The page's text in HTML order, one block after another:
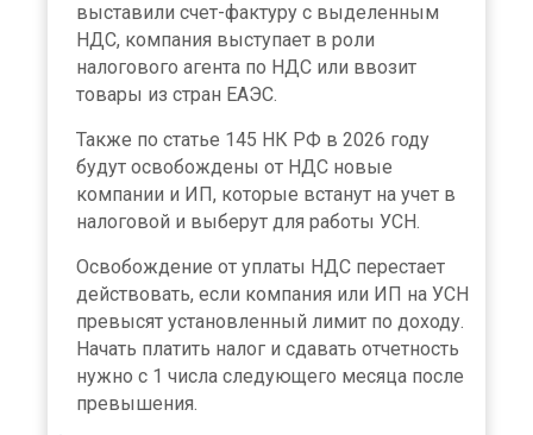
выставили счет-фактуру с выделенным
НДС, компания выступает в роли
налогового агента по НДС или ввозит
товары из стран ЕАЭС.
Также по статье 145 НК РФ в 2026 году
будут освобождены от НДС новые
компании и ИП, которые встанут на учет в
налоговой и выберут для работы УСН.
Освобождение от уплаты НДС перестает
действовать, если компания или ИП на УСН
превысят установленный лимит по доходу.
Начать платить налог и сдавать отчетность
нужно с 1 числа следующего месяца после
превышения.